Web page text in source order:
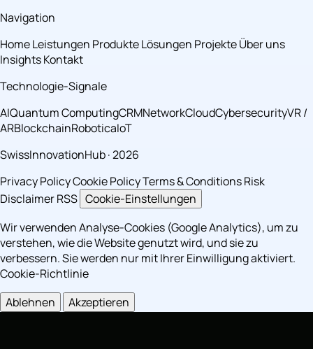
Navigation
HomeLeistungen ProdukteLösungen ProjekteÜber uns
InsightsKontakt
Technologie-Signale
AIQuantum ComputingCRMNetworkCloudCybersecurityVR /
ARBlockchainRoboticaIoT
SwissInnovationHub · 2026
Privacy PolicyCookie PolicyTerms & ConditionsRisk
DisclaimerRSS Cookie-Einstellungen
Wir verwenden Analyse-Cookies (Google Analytics), um zu
verstehen, wie die Website genutzt wird, und sie zu
verbessern. Sie werden nur mit Ihrer Einwilligung aktiviert.
Cookie-Richtlinie
Ablehnen
Akzeptieren